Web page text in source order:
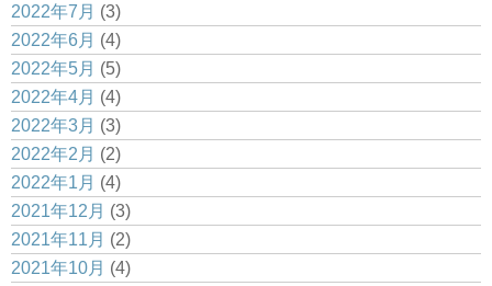
2022年7月 (3)
2022年6月 (4)
2022年5月 (5)
2022年4月 (4)
2022年3月 (3)
2022年2月 (2)
2022年1月 (4)
2021年12月 (3)
2021年11月 (2)
2021年10月 (4)